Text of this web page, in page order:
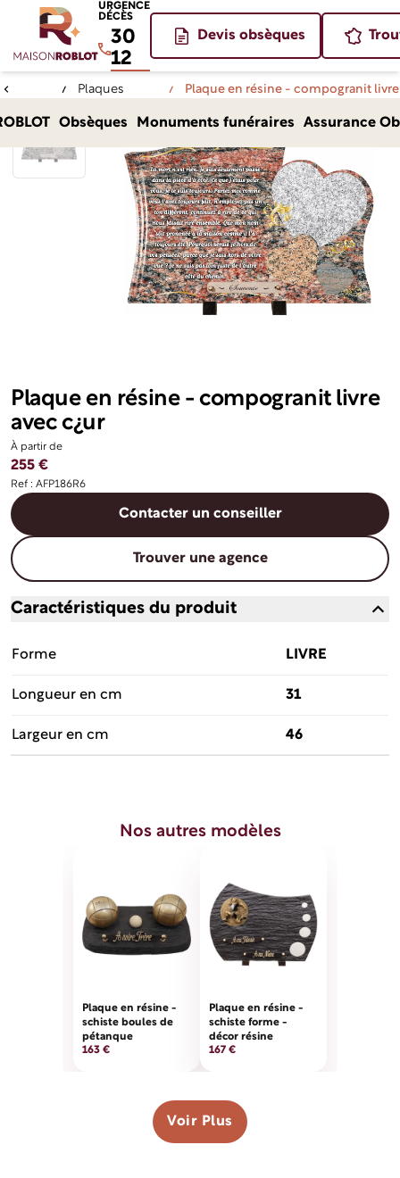
URGENCE
DÉCÈS
30
12
Devis obsèques
Obsèques Monuments funéraires Assurance
Plaques
Plaque en résine - compogranit livre
Plaque en résine - compogranit livre
avec c¿ur
À partir de
255 €
Ref : AFP186R6
Contacter un conseiller
Trouver une agence
Caractéristiques du produit
Forme LIVRE
Longueur en cm 31
Largeur en cm 46
Nos autres modèles
Plaque en résine -
schiste boules de
pétanque
163 €
Plaque en résine -
schiste forme -
décor résine
167 €
Voir Plus